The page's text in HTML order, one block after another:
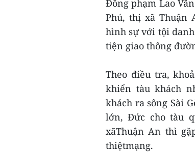
Đồng phạm Lao
Phú, thị xã Thuận
hình sự với tội
tiện giao thông
Theo điều tra,
khiển tàu khách
khách ra sông Sài
lớn, Đức cho tàu
xãThuận An thì
thiệtmạng.